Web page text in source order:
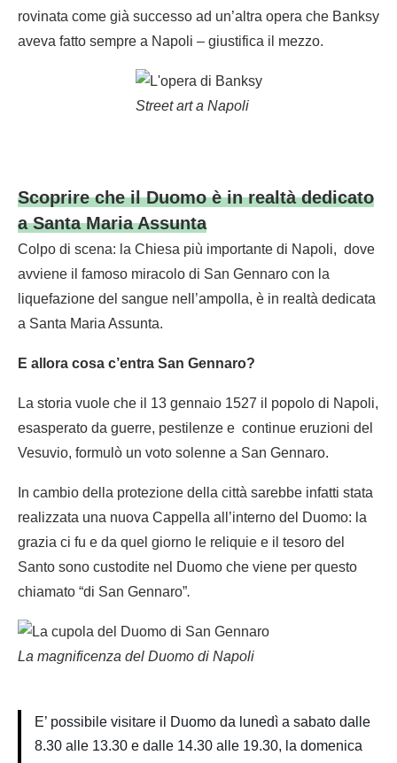
rovinata come già successo ad un’altra opera che Banksy
aveva fatto sempre a Napoli – giustifica il mezzo.
Street art a Napoli
Scoprire che il Duomo è in realtà dedicato
a Santa Maria Assunta
Colpo di scena: la Chiesa più importante di Napoli, dove
avviene il famoso miracolo di San Gennaro con la
liquefazione del sangue nell’ampolla, è in realtà dedicata
a Santa Maria Assunta.
E allora cosa c’entra San Gennaro?
La storia vuole che il 13 gennaio 1527 il popolo di Napoli,
esasperato da guerre, pestilenze e continue eruzioni del
Vesuvio, formulò un voto solenne a San Gennaro.
In cambio della protezione della città sarebbe infatti stata
realizzata una nuova Cappella all’interno del Duomo: la
grazia ci fu e da quel giorno le reliquie e il tesoro del
Santo sono custodite nel Duomo che viene per questo
chiamato “di San Gennaro”.
La magnificenza del Duomo di Napoli
E’ possibile visitare il Duomo da lunedì a sabato dalle
8.30 alle 13.30 e dalle 14.30 alle 19.30, la domenica